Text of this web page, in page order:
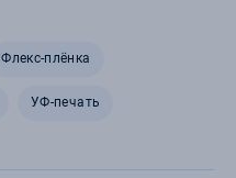
Флекс-плёнка
УФ-печать